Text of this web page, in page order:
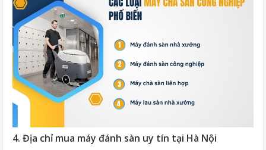
4. Địa chỉ mua máy đánh sàn uy tín tại Hà Nội